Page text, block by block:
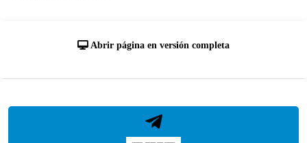
Abrir página en versión completa